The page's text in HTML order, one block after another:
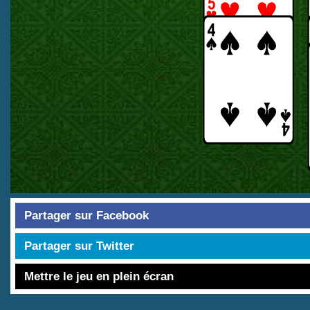
Partager sur Facebook
Partager sur Twitter
Mettre le jeu en plein écran